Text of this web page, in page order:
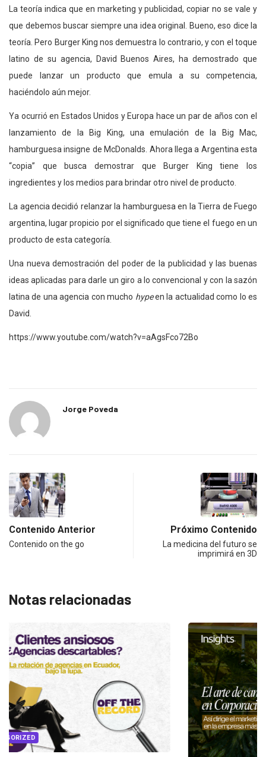
La teoría indica que en marketing y publicidad, copiar no se vale y
que debemos buscar siempre una idea original. Bueno, eso dice la
teoría. Pero Burger King nos demuestra lo contrario, y con el toque
latino de su agencia, David Buenos Aires, ha demostrado que
puede lanzar un producto que emula a su competencia,
haciéndolo aún mejor.
Ya ocurrió en Estados Unidos y Europa hace un par de años con el
lanzamiento de la Big King, una emulación de la Big Mac,
hamburguesa insigne de McDonalds. Ahora llega a Argentina esta
“copia” que busca demostrar que Burger King tiene los
ingredientes y los medios para brindar otro nivel de producto.
La agencia decidió relanzar la hamburguesa en la Tierra de Fuego
argentina, lugar propicio por el significado que tiene el fuego en un
producto de esta categoría.
Una nueva demostración del poder de la publicidad y las buenas
ideas aplicadas para darle un giro a lo convencional y con la sazón
latina de una agencia con mucho hypeen la actualidad como lo es
David.
https://www.youtube.com/watch?v=aAgsFco72Bo
Jorge Poveda
Contenido Anterior
Contenido on the go
Próximo Contenido
La medicina del futuro se
imprimirá en 3D
Notas relacionadas